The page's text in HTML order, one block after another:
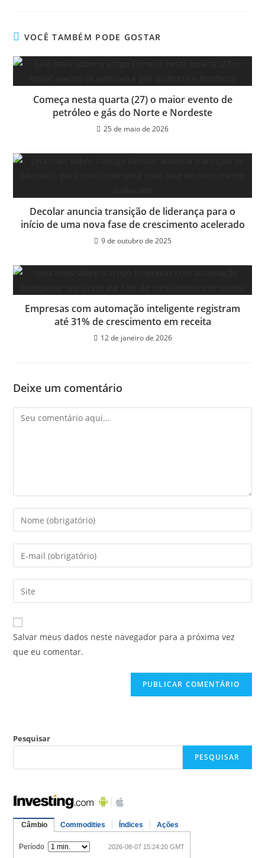
VOCÊ TAMBÉM PODE GOSTAR
Começa nesta quarta (27) o maior evento de
petróleo e gás do Norte e Nordeste
25 de maio de 2026
Decolar anuncia transição de liderança para o
início de uma nova fase de crescimento acelerado
9 de outubro de 2025
Empresas com automação inteligente registram
até 31% de crescimento em receita
12 de janeiro de 2026
Deixe um comentário
Salvar meus dados neste navegador para a próxima vez
que eu comentar.
Pesquisar
PESQUISAR